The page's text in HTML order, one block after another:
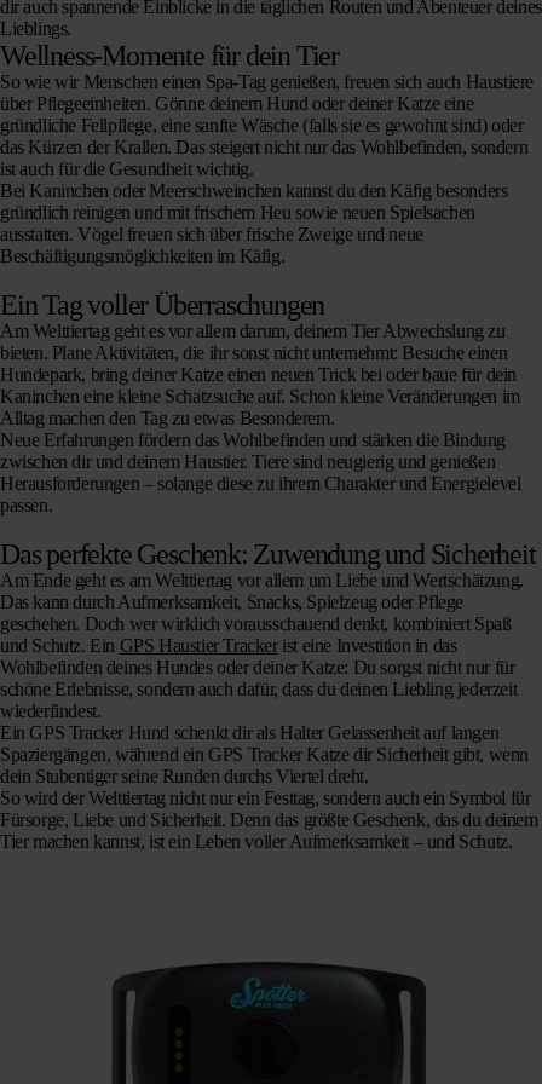
dir auch spannende Einblicke in die täglichen Routen und Abenteuer deines
Lieblings.
Wellness-Momente für dein Tier
So wie wir Menschen einen Spa-Tag genießen, freuen sich auch Haustiere
über Pflegeeinheiten. Gönne deinem Hund oder deiner Katze eine
gründliche Fellpflege, eine sanfte Wäsche (falls sie es gewohnt sind) oder
das Kürzen der Krallen. Das steigert nicht nur das Wohlbefinden, sondern
ist auch für die Gesundheit wichtig.
Bei Kaninchen oder Meerschweinchen kannst du den Käfig besonders
gründlich reinigen und mit frischem Heu sowie neuen Spielsachen
ausstatten. Vögel freuen sich über frische Zweige und neue
Beschäftigungsmöglichkeiten im Käfig.
Ein Tag voller Überraschungen
Am Welttiertag geht es vor allem darum, deinem Tier Abwechslung zu
bieten. Plane Aktivitäten, die ihr sonst nicht unternehmt: Besuche einen
Hundepark, bring deiner Katze einen neuen Trick bei oder baue für dein
Kaninchen eine kleine Schatzsuche auf. Schon kleine Veränderungen im
Alltag machen den Tag zu etwas Besonderem.
Neue Erfahrungen fördern das Wohlbefinden und stärken die Bindung
zwischen dir und deinem Haustier. Tiere sind neugierig und genießen
Herausforderungen – solange diese zu ihrem Charakter und Energielevel
passen.
Das perfekte Geschenk: Zuwendung und Sicherheit
Am Ende geht es am Welttiertag vor allem um Liebe und Wertschätzung.
Das kann durch Aufmerksamkeit, Snacks, Spielzeug oder Pflege
geschehen. Doch wer wirklich vorausschauend denkt, kombiniert Spaß
und Schutz. Ein GPS Haustier Trackerist eine Investition in das
Wohlbefinden deines Hundes oder deiner Katze: Du sorgst nicht nur für
schöne Erlebnisse, sondern auch dafür, dass du deinen Liebling jederzeit
wiederfindest.
Ein GPS Tracker Hund schenkt dir als Halter Gelassenheit auf langen
Spaziergängen, während ein GPS Tracker Katze dir Sicherheit gibt, wenn
dein Stubentiger seine Runden durchs Viertel dreht.
So wird der Welttiertag nicht nur ein Festtag, sondern auch ein Symbol für
Fürsorge, Liebe und Sicherheit. Denn das größte Geschenk, das du deinem
Tier machen kannst, ist ein Leben voller Aufmerksamkeit – und Schutz.